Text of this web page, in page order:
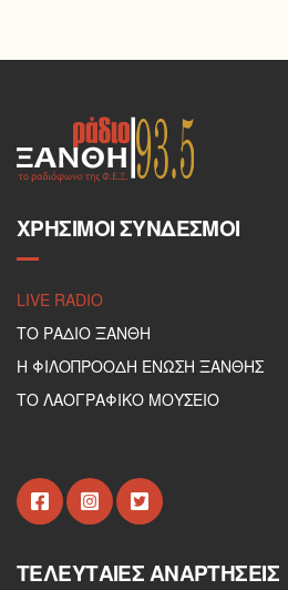
ΧΡΉΣΙΜΟΙ ΣΎΝΔΕΣΜΟΙ
LIVE RADIO
ΤΟ ΡΑΔΙΟ ΞΑΝΘΗ
Η ΦΙΛΟΠΡΟΟΔΗ ΕΝΩΣΗ ΞΑΝΘΗΣ
ΤΟ ΛΑΟΓΡΑΦΙΚΟ ΜΟΥΣΕΙΟ
ΤΕΛΕΥΤΑΊΕΣ ΑΝΑΡΤΉΣΕΙΣ